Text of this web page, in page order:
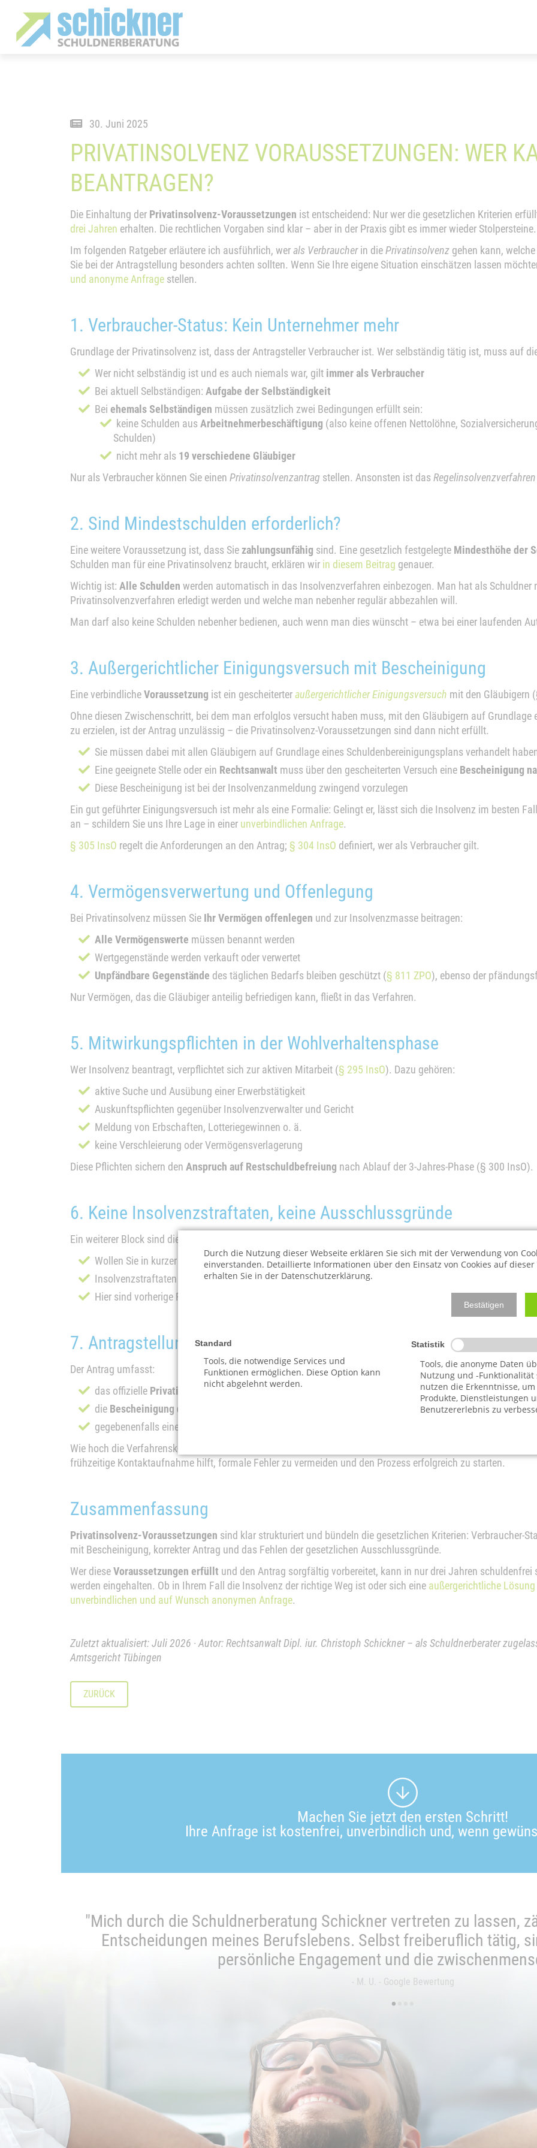
30. Juni 2025
PRIVATINSOLVENZ VORAUSSETZUNGEN: WER
BEANTRAGEN?
Die Einhaltung der Privatinsolvenz-Voraussetzungen ist entscheidend: Nur wer die gesetzlichen Kriterien
drei Jahren erhalten. Die rechtlichen Vorgaben sind klar – aber in der Praxis gibt es immer wieder Stolpersteine.
Im folgenden Ratgeber erläutere ich ausführlich, werals Verbraucherin diePrivatinsolvenz gehen kann,
Sie bei der Antragstellung besonders achten sollten. Wenn Sie Ihre eigene Situation einschätzen lassen
und anonyme Anfrage stellen.
1. Verbraucher-Status: Kein Unternehmer mehr
Grundlage der Privatinsolvenz ist, dass der Antragsteller Verbraucher ist. Wer selbständig tätig ist, muss auf
Wer nicht selbständig ist und es auch niemals war, gilt immer als Verbraucher
Bei aktuell Selbständigen:Aufgabe der Selbständigkeit
Beiehemals Selbständigen müssen zusätzlich zwei Bedingungen erfüllt sein:
keine Schulden ausArbeitnehmerbeschäftigung (also keine offenen Nettolöhne,
Schulden)
nicht mehr als 19 verschiedene Gläubiger
Nur als Verbraucher können Sie einen Privatinsolvenzantrag stellen. Ansonsten ist dasRegelinsolvenzverfahren
2. Sind Mindestschulden erforderlich?
Eine weitere Voraussetzung ist, dass Sie zahlungsunfähig sind. Eine gesetzlich festgelegte Mindesthöhe der
Schulden man für eine Privatinsolvenz braucht, erklären wir in diesem Beitrag genauer.
Wichtig ist: Alle Schulden werden automatisch in das Insolvenzverfahren einbezogen. Man hat als Schuldner
Privatinsolvenzverfahren erledigt werden und welche man nebenher regulär abbezahlen will.
Man darf also keine Schulden nebenher bedienen, auch wenn man dies wünscht – etwa bei einer laufenden
3. Außergerichtlicher Einigungsversuch mit Bescheinigung
Eine verbindlicheVoraussetzung ist ein gescheiterteraußergerichtlicher Einigungsversuch mit den Gläubigern
Ohne diesen Zwischenschritt, bei dem man erfolglos versucht haben muss, mit den Gläubigern auf
zu erzielen, ist der Antrag unzulässig – die Privatinsolvenz-Voraussetzungen sind dann nicht erfüllt.
Sie müssen dabei mit allen Gläubigern auf Grundlage eines Schuldenbereinigungsplans verhandelt
Eine geeignete Stelle oder ein Rechtsanwalt muss über den gescheiterten Versuch eine Bescheinigung
Diese Bescheinigung ist bei der Insolvenzanmeldung zwingend vorzulegen
Ein gut geführter Einigungsversuch ist mehr als eine Formalie: Gelingt er, lässt sich die Insolvenz im besten
an – schildern Sie uns Ihre Lage in einer unverbindlichen Anfrage.
§ 305 InsO regelt die Anforderungen an den Antrag; § 304 InsO definiert, wer als Verbraucher gilt.
4. Vermögensverwertung und Offenlegung
Bei Privatinsolvenz müssen Sie Ihr Vermögen offenlegen und zur Insolvenzmasse beitragen:
Alle Vermögenswerte müssen benannt werden
Wertgegenstände werden verkauft oder verwertet
Unpfändbare Gegenstände des täglichen Bedarfs bleiben geschützt (§ 811 ZPO), ebenso der
Nur Vermögen, das die Gläubiger anteilig befriedigen kann, fließt in das Verfahren.
5. Mitwirkungspflichten in der Wohlverhaltensphase
Wer Insolvenz beantragt, verpflichtet sich zur aktiven Mitarbeit (§ 295 InsO). Dazu gehören:
aktive Suche und Ausübung einer Erwerbstätigkeit
Auskunftspflichten gegenüber Insolvenzverwalter und Gericht
Meldung von Erbschaften, Lotteriegewinnen o. ä.
keine Verschleierung oder Vermögensverlagerung
Diese Pflichten sichern den Anspruch auf Restschuldbefreiung nach Ablauf der 3-Jahres-Phase (§ 300 InsO).
6. Keine Insolvenzstraftaten, keine Ausschlussgründe
Ein weiterer Block sind die Ausschlussgründe:
Wollen Sie in kurzer Folge einezweite Restschuldbefreiungerreichen, greifen Sperrfristen (§ 287a Abs.
Insolvenzstraftaten oder Unredlichkeitendes Schuldnerskönnen zur Versagung der Restschuldbefreiung
Hier sind vorherige Rechtsberatung und ein sauber vorbereiteter Antrag besonders wichtig.
7. Antragstellung beim Insolvenzgericht
Der Antrag umfasst:
das offizielle Privatinsolvenz-Formular(zwingend zu verwenden!)
die Bescheinigung der Schuldnerberatung
– als Anlage darin enthalten und vollständig auszufüllen
gegebenenfalls einen
, wenn die Verfahrenskosten – wie üblich
Wie hoch die Verfahrenskosten sind und wie sich unser günstiger
frühzeitige Kontaktaufnahme hilft, formale Fehler zu vermeiden und den Prozess erfolgreich zu starten.
Zusammenfassung
Privatinsolvenz-Voraussetzungen sind klar strukturiert und bündeln die gesetzlichen Kriterien: Verbraucher-
mit Bescheinigung, korrekter Antrag und das Fehlen der gesetzlichen Ausschlussgründe.
Wer dieseVoraussetzungen erfüllt und den Antrag sorgfältig vorbereitet, kann in nur drei Jahren
werden eingehalten. Ob in Ihrem Fall die Insolvenz der richtige Weg ist oder sich eine außergerichtliche Lösung
unverbindlichen und auf Wunsch anonymen Anfrage.
Zuletzt aktualisiert: Juli 2026 · Autor: Rechtsanwalt Dipl. iur. Christoph Schickner – als Schuldnerberater
Amtsgericht Tübingen
ZURÜCK
Machen Sie jetzt den ersten Schritt!
Ihre Anfrage ist kostenfrei, unverbindlich und, wenn
"Mich durch die Schuldnerberatung Schickner vertreten zu lassen,
Entscheidungen meines Berufslebens. Selbst freiberuflich tätig,
persönliche Engagement und die
- M. U. - Google Bewertung
•
Durch die Nutzung dieser Webseite erklären Sie sich mit der Verwendung von
einverstanden. Detaillierte Informationen über den Einsatz von Cookies auf dieser
erhalten Sie in der Datenschutzerklärung.
Bestätigen
Standard
Tools, die notwendige Services und
Funktionen ermöglichen. Diese Option kann
nicht abgelehnt werden.
Statistik
Tools, die anonyme Daten
Nutzung und -Funktionalität
nutzen die Erkenntnisse,
Produkte, Dienstleistungen
Benutzererlebnis zu